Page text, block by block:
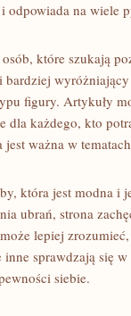
odpowiada na wiele
które szukają
figury. Artykuły
dla każdego, kto
ważna w
która jest modna i
ubrań, strona
lepiej
sprawdzają się
siebie.